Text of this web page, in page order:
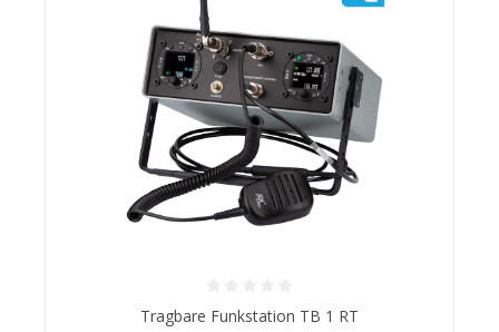
Durchschnittliche Bewertung von 0 von 5 Sternen
Tragbare Funkstation TB 1 RT